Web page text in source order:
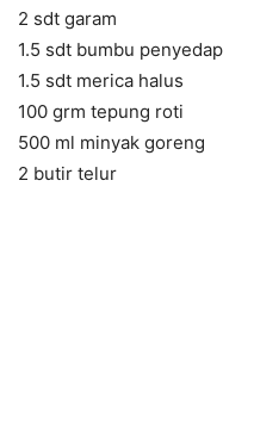
2 sdt garam
1.5 sdt bumbu penyedap
1.5 sdt merica halus
100 grm tepung roti
500 ml minyak goreng
2 butir telur